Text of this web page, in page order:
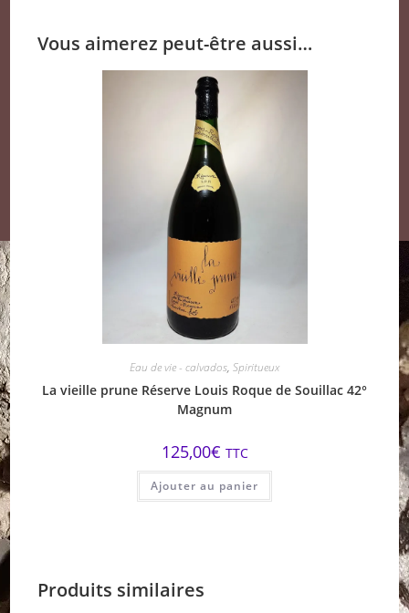
Vous aimerez peut-être aussi…
Eau de vie - calvados, Spiritueux
La vieille prune Réserve Louis Roque de Souillac 42°
Magnum
125,00€ TTC
Ajouter au panier
Produits similaires